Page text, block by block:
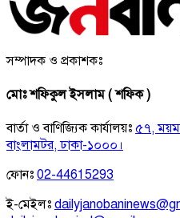
সম্পাদক ও প্রকাশকঃ
মোঃ শফিকুল ইসলাম ( শফিক )
বার্তা ও বাণিজ্যিক কার্যালয়ঃ ৫৭,
বাংলামটর, ঢাকা-১০০০।
ফোনঃ 02-44615293
ই-মেইলঃ